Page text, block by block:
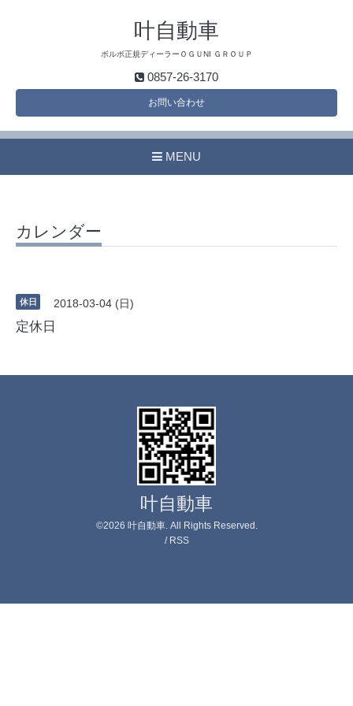
叶自動車
ボルボ正規ディーラーＯＧＵNI ＧＲＯＵＰ
0857-26-3170
お問い合わせ
MENU
カレンダー
休日 2018-03-04 (日)
定休日
叶自動車
©2026 叶自動車. All Rights Reserved.
/ RSS